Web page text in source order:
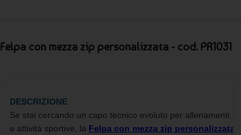
Felpa con mezza zip personalizzata - cod. PR1031
DESCRIZIONE
Se stai cercando un capo tecnico evoluto per allenamenti
e attività sportive, la Felpa con mezza zip personalizzata